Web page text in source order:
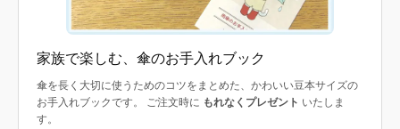
家族で楽しむ、傘のお手入れブック
傘を長く大切に使うためのコツをまとめた、かわいい豆本サイズの
お手入れブックです。 ご注文時に もれなくプレゼント いたしま
す。